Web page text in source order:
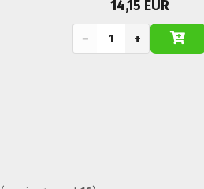
14,15 EUR
− +